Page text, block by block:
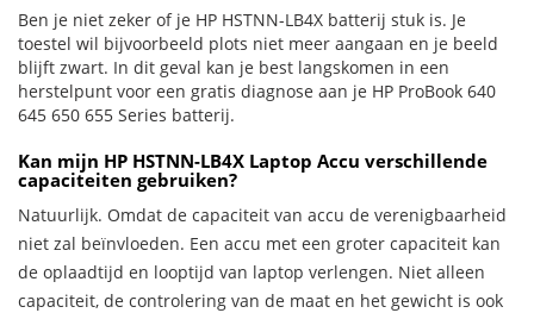
Ben je niet zeker of je HP HSTNN-LB4X batterij stuk is. Je
toestel wil bijvoorbeeld plots niet meer aangaan en je beeld
blijft zwart. In dit geval kan je best langskomen in een
herstelpunt voor een gratis diagnose aan je HP ProBook 640
645 650 655 Series batterij.
Kan mijn HP HSTNN-LB4X Laptop Accu verschillende
capaciteiten gebruiken?
Natuurlijk. Omdat de capaciteit van accu de verenigbaarheid
niet zal beïnvloeden. Een accu met een groter capaciteit kan
de oplaadtijd en looptijd van laptop verlengen. Niet alleen
capaciteit, de controlering van de maat en het gewicht is ook